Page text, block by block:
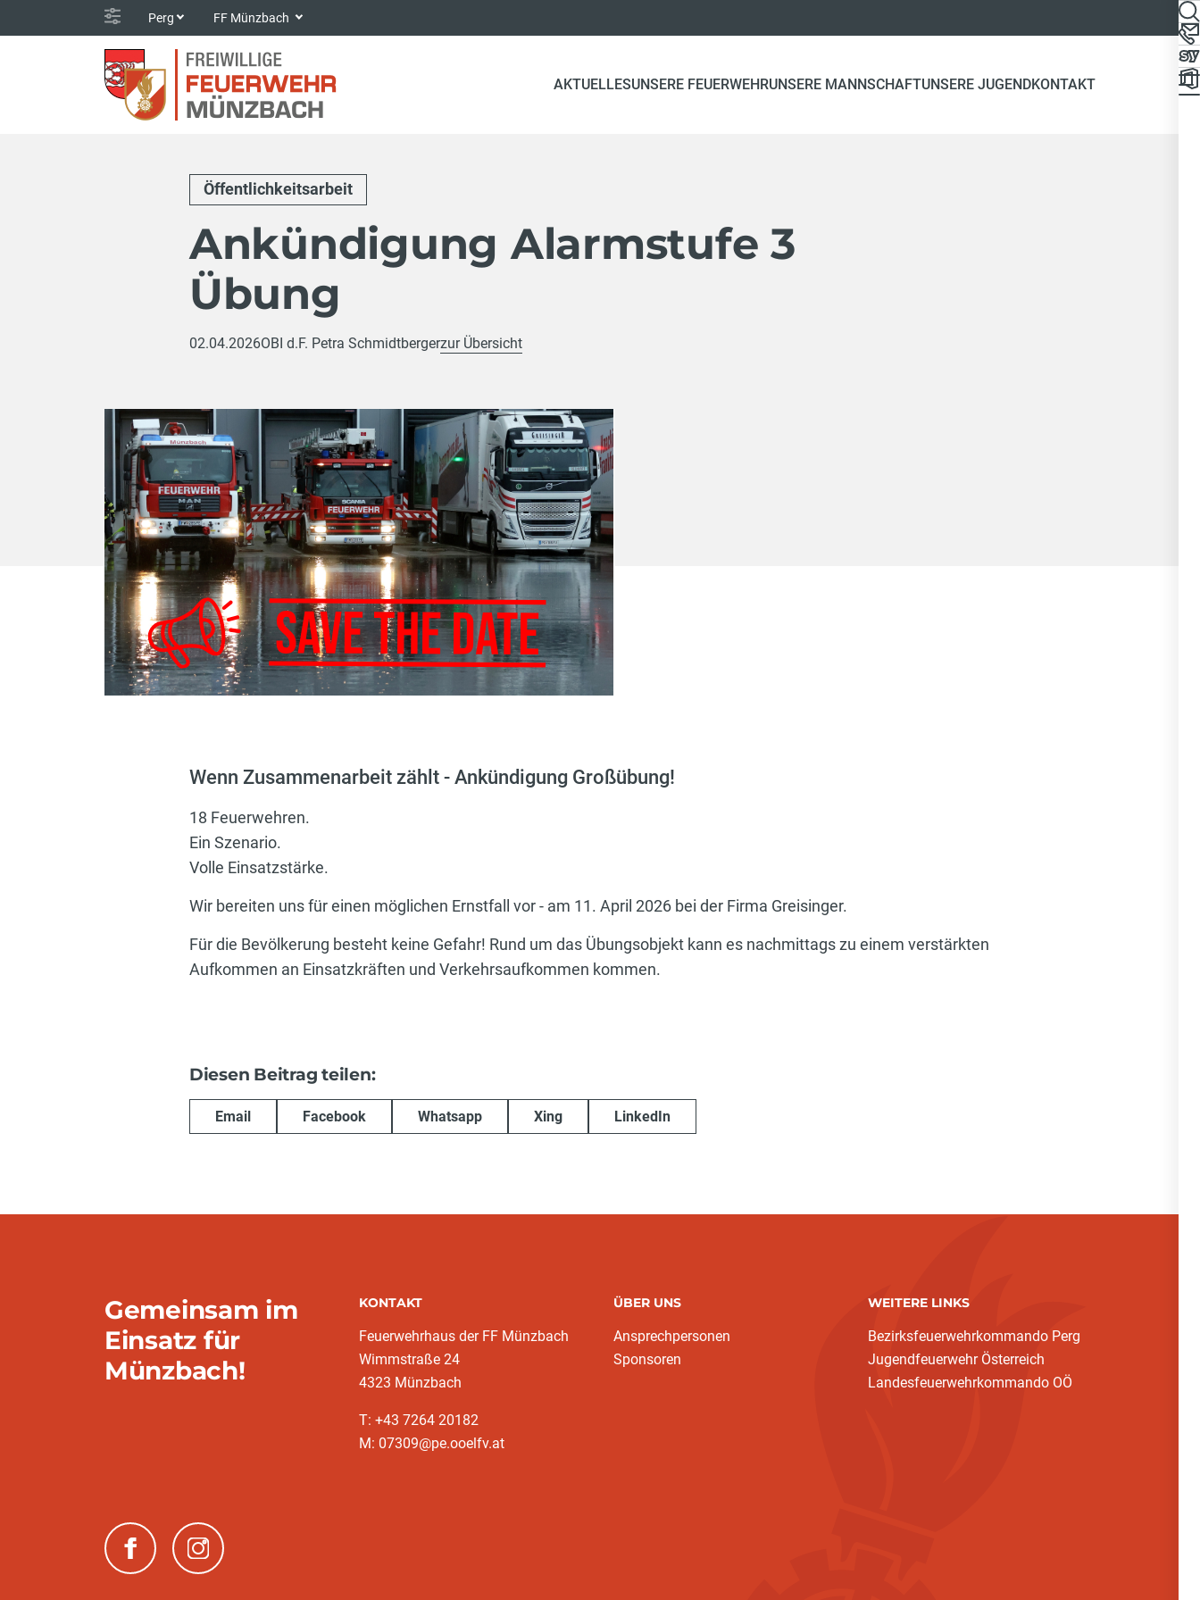
Perg FF Münzbach
AKTUELLESUNSERE FEUERWEHRUNSERE MANNSCHAFTUNSERE JUGENDKONTAKT
Öffentlichkeitsarbeit
Ankündigung Alarmstufe 3
Übung
02.04.2026OBI d.F. Petra Schmidtbergerzur Übersicht
Wenn Zusammenarbeit zählt - Ankündigung Großübung!
18 Feuerwehren.
Ein Szenario.
Volle Einsatzstärke.
Wir bereiten uns für einen möglichen Ernstfall vor - am 11. April 2026 bei der Firma Greisinger.
Für die Bevölkerung besteht keine Gefahr! Rund um das Übungsobjekt kann es nachmittags zu einem verstärkten
Aufkommen an Einsatzkräften und Verkehrsaufkommen kommen.
Diesen Beitrag teilen:
Email Facebook Whatsapp Xing LinkedIn
Gemeinsam im
Einsatz für
Münzbach!
KONTAKT
Feuerwehrhaus der FF Münzbach
Wimmstraße 24
4323 Münzbach
T: +43 7264 20182
M: 07309@pe.ooelfv.at
ÜBER UNS
Ansprechpersonen
Sponsoren
WEITERE LINKS
Bezirksfeuerwehrkommando Perg
Jugendfeuerwehr Österreich
Landesfeuerwehrkommando OÖ
(neues Fenster)(neues Fenster)